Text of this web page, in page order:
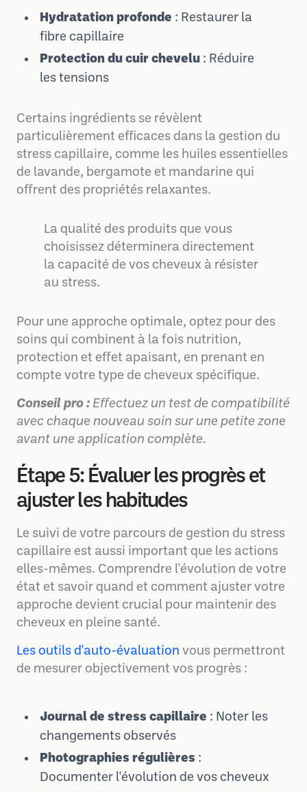
Hydratation profonde : Restaurer la
fibre capillaire
Protection du cuir chevelu : Réduire
les tensions
Certains ingrédients se révèlent
particulièrement efficaces dans la gestion du
stress capillaire, comme les huiles essentielles
de lavande, bergamote et mandarine qui
offrent des propriétés relaxantes.
La qualité des produits que vous
choisissez déterminera directement
la capacité de vos cheveux à résister
au stress.
Pour une approche optimale, optez pour des
soins qui combinent à la fois nutrition,
protection et effet apaisant, en prenant en
compte votre type de cheveux spécifique.
Conseil pro : Effectuez un test de compatibilité
avec chaque nouveau soin sur une petite zone
avant une application complète.
Étape 5: Évaluer les progrès et
ajuster les habitudes
Le suivi de votre parcours de gestion du stress
capillaire est aussi important que les actions
elles-mêmes. Comprendre l'évolution de votre
état et savoir quand et comment ajuster votre
approche devient crucial pour maintenir des
cheveux en pleine santé.
Les outils d'auto-évaluation vous permettront
de mesurer objectivement vos progrès :
Journal de stress capillaire : Noter les
changements observés
Photographies régulières :
Documenter l'évolution de vos cheveux